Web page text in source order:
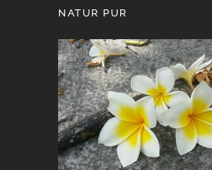
NATUR PUR